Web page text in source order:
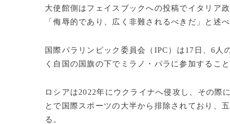
大使館側はフェイスブックへの投稿でイタリア
「侮辱的であり、広く非難されるべきだ」と述べ
国際パラリンピック委員会（IPC）は17日、6人
く自国の国旗の下でミラノ・パラに参加するこ
ロシアは2022年にウクライナへ侵攻し、その際
とで国際スポーツの大半から排除されており、
る。